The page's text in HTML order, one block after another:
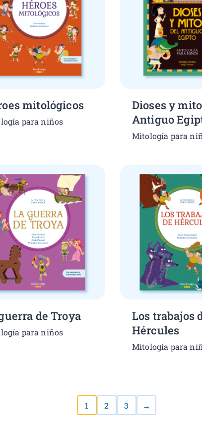
mitológicos
para niños
Dioses y
Antiguo
Mitología para
de Troya
para niños
Los trabajos
Hércules
Mitología para
1 2 3 →